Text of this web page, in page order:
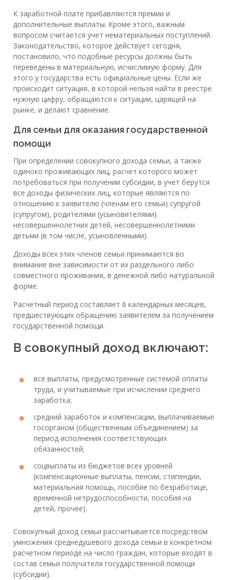
К заработной плате прибавляются премии и
дополнительные выплаты. Кроме этого, важным
вопросом считается учет нематериальных поступлений.
Законодательство, которое действует сегодня,
постановило, что подобные ресурсы должны быть
переведены в материальную, исчислимую форму. Для
этого у государства есть официальные цены. Если же
происходит ситуация, в которой нельзя найти в реестре
нужную цифру, обращаются к ситуации, царящей на
рынке, и делают сравнение.
Для семьи для оказания государственной
помощи
При определении совокупного дохода семьи, а также
одиноко проживающих лиц, расчет которого может
потребоваться при получении субсидии, в учет берутся
все доходы физических лиц, которые являются по
отношению к заявителю (членам его семьи) супругой
(супругом), родителями (усыновителями)
несовершеннолетних детей, несовершеннолетними
детьми (в том числе, усыновленными).
Доходы всех этих членов семьи принимаются во
внимание вне зависимости от их раздельного либо
совместного проживания, в денежной либо натуральной
форме.
Расчетный период составляет 6 календарных месяцев,
предшествующих обращению заявителем за получением
государственной помощи.
В совокупный доход включают:
все выплаты, предусмотренные системой оплаты
труда, и учитываемые при исчислении среднего
заработка;
средний заработок и компенсации, выплачиваемые
госорганом (общественным объединением) за
период исполнения соответствующих
обязанностей;
соцвыплаты из бюджетов всех уровней
(компенсационные выплаты, пенсии, стипендии,
материальная помощь, пособие по безработице,
временной нетрудоспособности, пособия на
детей, прочее).
Совокупный доход семьи рассчитывается посредством
умножения среднедушевого дохода семьи в конкретном
расчетном периоде на число граждан, которые входят в
состав семьи получателя государственной помощи
(субсидии).